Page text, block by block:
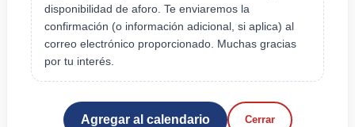
disponibilidad de aforo. Te enviaremos la
confirmación (o información adicional, si aplica) al
correo electrónico proporcionado. Muchas gracias
por tu interés.
Agregar al calendario Cerrar